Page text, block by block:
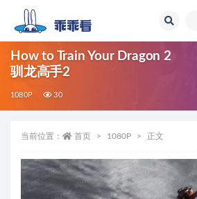
How to Train Your Dragon 2
驯龙高手2
1080P 30
当前位置： 首页 1080P 正文
视
频